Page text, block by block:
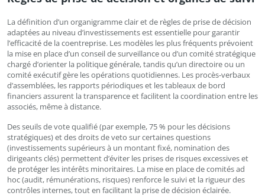
La définition d’un organigramme clair et de règles de prise de décision
adaptées au niveau d’investissements est essentielle pour garantir
l’efficacité de la coentreprise. Les modèles les plus fréquents prévoient
la mise en place d’un conseil de surveillance ou d’un comité stratégique
chargé d’orienter la politique générale, tandis qu’un directoire ou un
comité exécutif gère les opérations quotidiennes. Les procès-verbaux
d’assemblées, les rapports périodiques et les tableaux de bord
financiers assurent la transparence et facilitent la coordination entre les
associés, même à distance.
Des seuils de vote qualifié (par exemple, 75 % pour les décisions
stratégiques) et des droits de veto sur certaines questions
(investissements supérieurs à un montant fixé, nomination des
dirigeants clés) permettent d’éviter les prises de risques excessives et
de protéger les intérêts minoritaires. La mise en place de comités ad
hoc (audit, rémunérations, risques) renforce le suivi et la rigueur des
contrôles internes, tout en facilitant la prise de décision éclairée.